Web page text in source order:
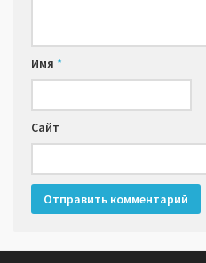
Имя *
Сайт